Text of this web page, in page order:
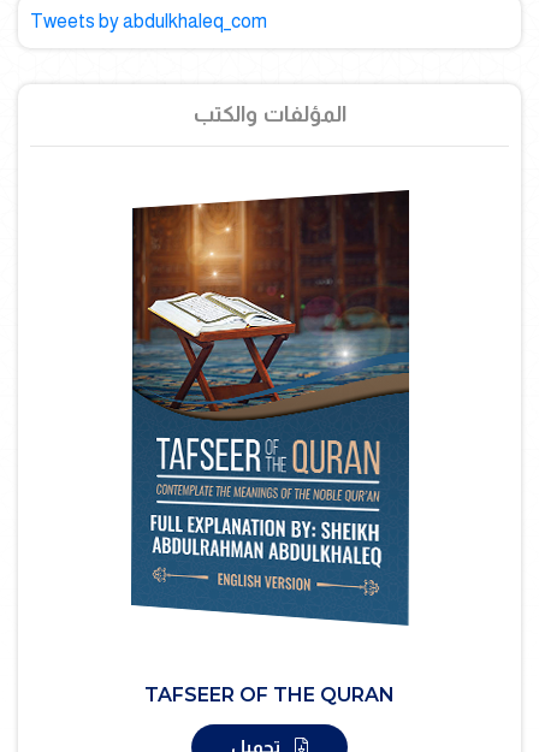
Tweets by abdulkhaleq_com
المؤلفات والكتب
TAFSEER OF THE QURAN
تحميل